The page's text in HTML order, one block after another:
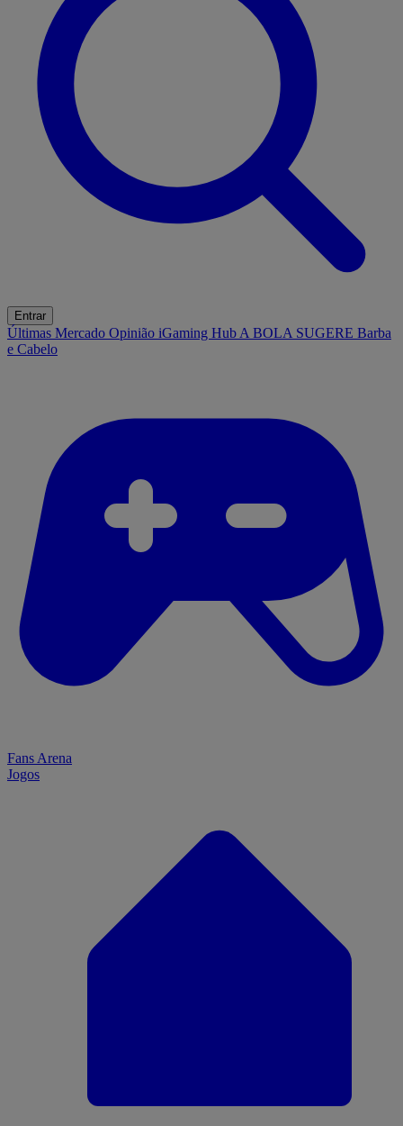
Entrar
Últimas Mercado Opinião iGaming Hub A BOLA SUGERE Barba
e Cabelo
Fans Arena
Jogos